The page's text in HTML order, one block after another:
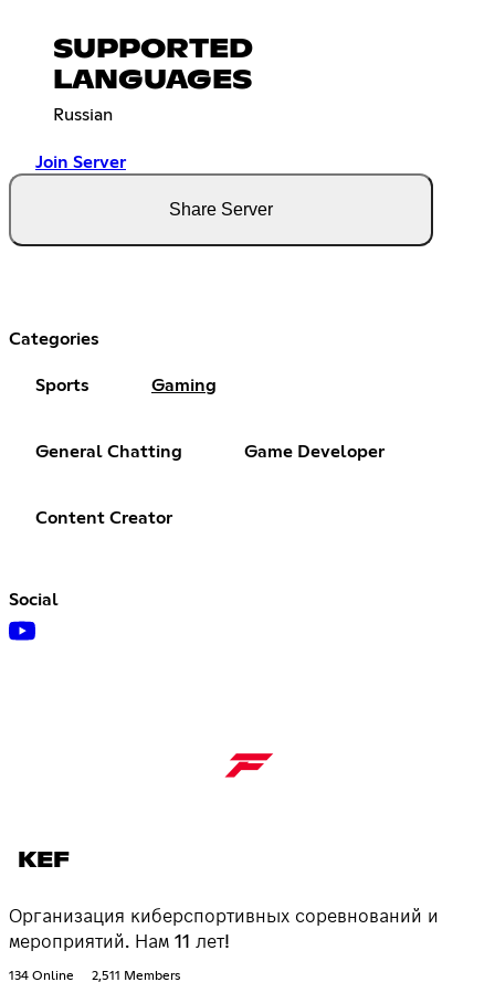
SUPPORTED
LANGUAGES
Russian
Join Server
Share Server
Categories
Sports Gaming
General Chatting Game Developer
Content Creator
Social
KEF
Организация киберспортивных соревнований и
мероприятий. Нам 11 лет!
134 Online 2,511 Members